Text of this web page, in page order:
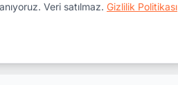
Veri satılmaz. Gizlilik Politikası